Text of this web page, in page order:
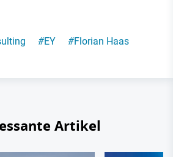
#EY #Florian Haas
Artikel